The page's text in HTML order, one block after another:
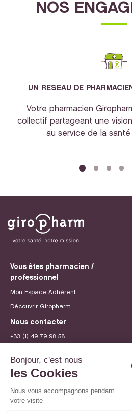
NOS
UN RESEAU DE
Votre pharmacien
collectif partageant une
au service de la
Vous êtes pharmacien /
professionnel
Mon Espace Adhérent
Découvrir Giropharm
Nous contacter
+33 (1) 49 79 98 58
Recrutement